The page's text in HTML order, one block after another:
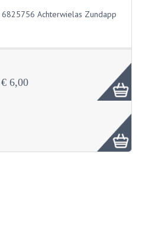
6825756 Achterwielas Zundapp
€ 6,00